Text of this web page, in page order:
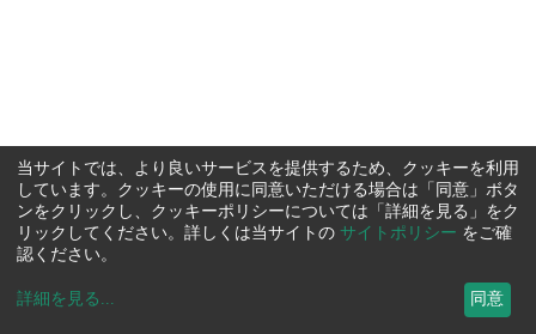
当サイトでは、より良いサービスを提供するため、クッキーを利用
しています。クッキーの使用に同意いただける場合は「同意」ボタ
ンをクリックし、クッキーポリシーについては「詳細を見る」をク
リックしてください。詳しくは当サイトの サイトポリシー をご確
認ください。
詳細を見る ... 同意